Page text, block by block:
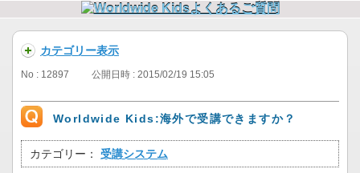
カテゴリー表示
No : 12897 公開日時 : 2015/02/19 15:05
Worldwide Kids:海外で受講できますか？
カテゴリー： 受講システム